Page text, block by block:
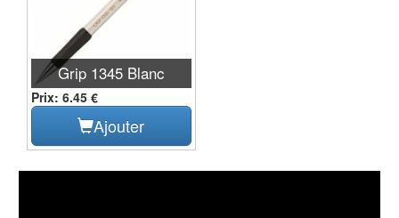
Grip 1345 Blanc
Prix: 6.45 €
Ajouter